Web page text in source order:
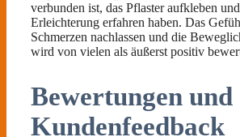
verbunden ist, das Pflaster aufkleben
Erleichterung erfahren haben. Das
Schmerzen nachlassen und die
wird von vielen als äußerst positiv
Bewertungen und
Kundenfeedback